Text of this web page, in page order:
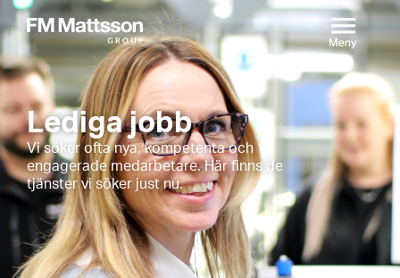
Lediga jobb
Vi söker ofta nya, kompetenta och
engagerade medarbetare. Här finns de
tjänster vi söker just nu.